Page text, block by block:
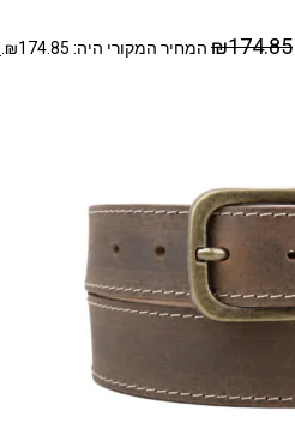
₪174.85 המחיר המקורי היה: ₪174.85.